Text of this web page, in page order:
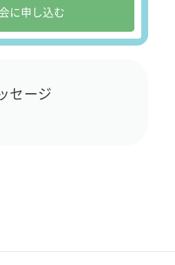
に申し込む
セージ